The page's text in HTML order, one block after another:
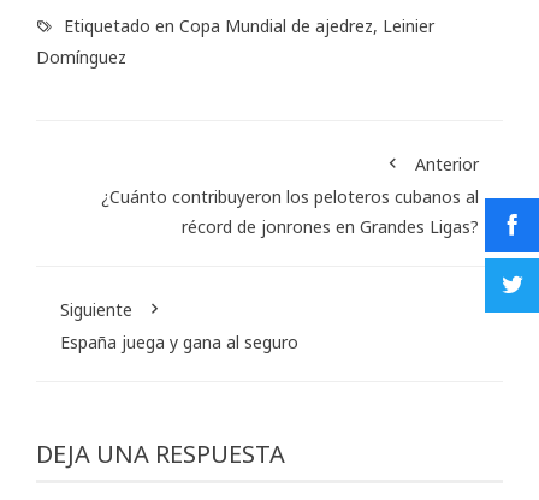
Etiquetado en Copa Mundial de ajedrez, Leinier
Domínguez
Anterior
¿Cuánto contribuyeron los peloteros cubanos al
récord de jonrones en Grandes Ligas?
Siguiente
España juega y gana al seguro
DEJA UNA RESPUESTA